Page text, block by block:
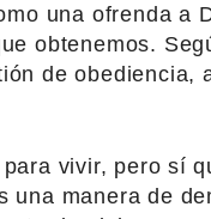
una ofrenda a
obtenemos.
de obediencia,
vivir, pero sí
una manera de